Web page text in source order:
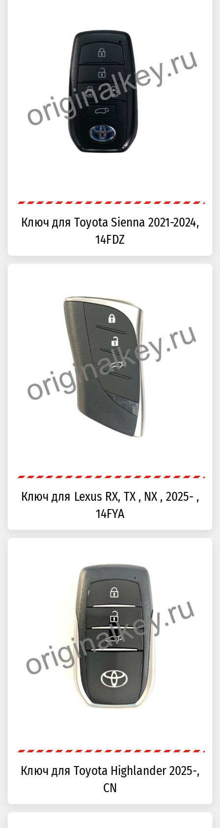
Ключ для Toyota Sienna 2021-2024,
14FDZ
Ключ для Lexus RX, TX , NX , 2025- ,
14FYA
Ключ для Toyota Highlander 2025-,
CN